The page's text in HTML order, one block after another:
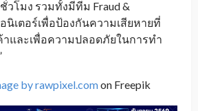
วโมง รวมทั้งมีทีม Fraud &
นิเตอร์เพื่อป้องกันความเสียหายที่
และเพื่อความปลอดภัยในการทำ
by rawpixel.comon Freepik